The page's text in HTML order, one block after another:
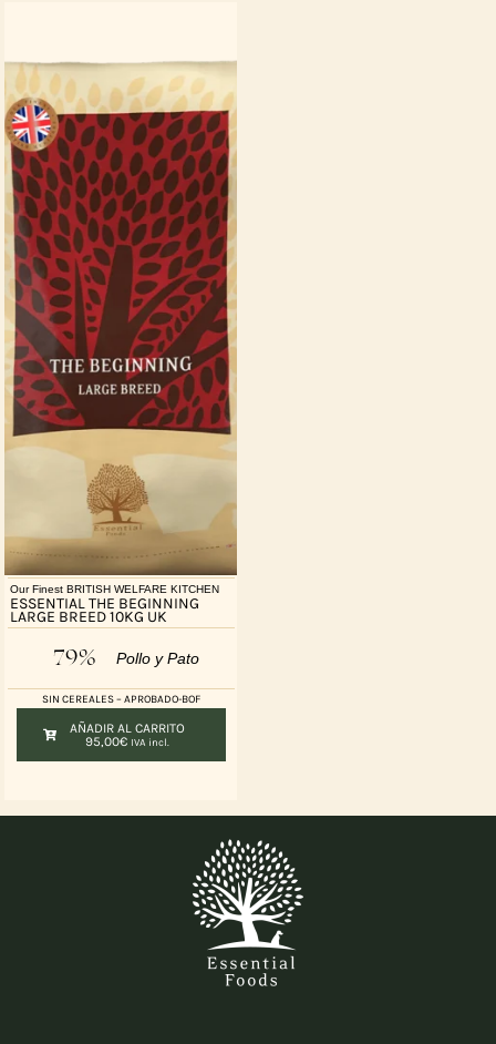
Our Finest BRITISH WELFARE KITCHEN
ESSENTIAL THE BEGINNING
LARGE BREED 10KG UK
79% Pollo y Pato
SIN CEREALES – APROBADO-BOF
AÑADIR AL CARRITO
95,00€ IVA incl.